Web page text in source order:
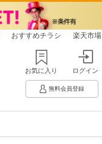
おすすめチラシ 楽天市場
お気に入り ログイン
無料会員登録